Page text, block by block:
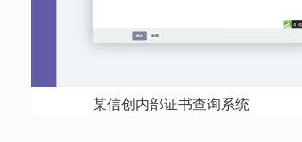
某信创内部证书查询系统